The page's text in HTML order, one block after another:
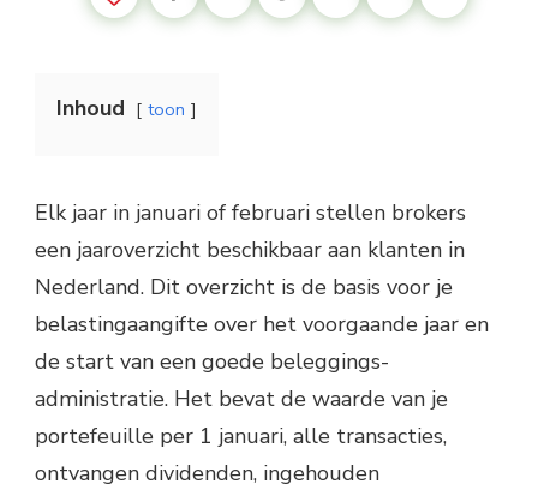
Inhoud toon
Elk jaar in januari of februari stellen brokers
een jaaroverzicht beschikbaar aan klanten in
Nederland. Dit overzicht is de basis voor je
belastingaangifte over het voorgaande jaar en
de start van een goede beleggings-
administratie. Het bevat de waarde van je
portefeuille per 1 januari, alle transacties,
ontvangen dividenden, ingehouden